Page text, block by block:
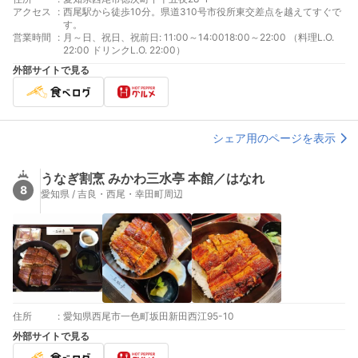
アクセス
: 西尾駅から徒歩10分。県道310号市役所東交差点を越えてすぐで
す。
営業時間
: 月～日、祝日、祝前日: 11:00～14:0018:00～22:00 （料理L.O.
22:00 ドリンクL.O. 22:00）
外部サイトで見る
シェア用のページを表示
8
うなぎ割烹 みかわ三水亭 本館／はなれ
愛知県 / 吉良・西尾・幸田町周辺
住所 : 愛知県西尾市一色町坂田新田西江95-10
外部サイトで見る